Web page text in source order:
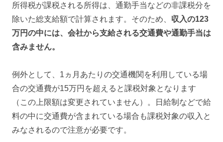
所得税が課税される所得は、通勤手当などの非課税分を
除いた総支給額で計算されます。そのため、 収入の123
万円の中には、会社から支給される交通費や通勤手当は
含みません。
例外として、1ヵ月あたりの交通機関を利用している場
合の交通費が15万円を超えると課税対象となります
（この上限額は変更されていません）。日給制などで給
料の中に交通費が含まれている場合も課税対象の収入と
みなされるので注意が必要です。